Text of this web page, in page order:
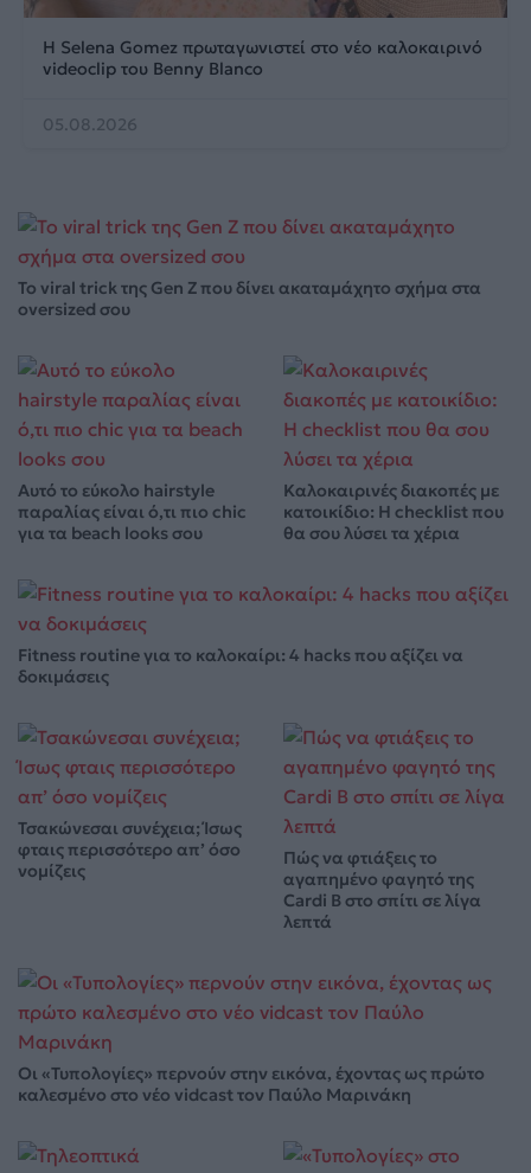
Η Selena Gomez πρωταγωνιστεί στο νέο καλοκαιρινό
videoclip του Benny Blanco
05.08.2026
Το viral trick της Gen Z που δίνει ακαταμάχητο σχήμα στα
oversized σου
Αυτό το εύκολο hairstyle
παραλίας είναι ό,τι πιο chic
για τα beach looks σου
Καλοκαιρινές διακοπές με
κατοικίδιο: Η checklist που
θα σου λύσει τα χέρια
Fitness routine για το καλοκαίρι: 4 hacks που αξίζει να
δοκιμάσεις
Τσακώνεσαι συνέχεια; Ίσως
φταις περισσότερο απ’ όσο
νομίζεις
Πώς να φτιάξεις το
αγαπημένο φαγητό της
Cardi B στο σπίτι σε λίγα
λεπτά
Οι «Τυπολογίες» περνούν στην εικόνα, έχοντας ως πρώτο
καλεσμένο στο νέο vidcast τον Παύλο Μαρινάκη